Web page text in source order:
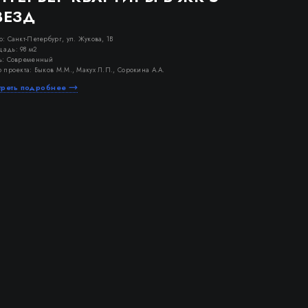
Санкт-Петербург, ул. Жукова, 1В
98 м2
Современный
проекта: Быков М.М., Макух Л.П., Сорокина А.А.
подробнее